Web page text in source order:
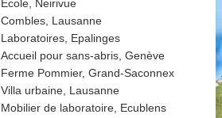
Ecole, Neirivue
Combles, Lausanne
Laboratoires, Epalinges
Accueil pour sans-abris, Genève
Ferme Pommier, Grand-Saconnex
Villa urbaine, Lausanne
Mobilier de laboratoire, Ecublens